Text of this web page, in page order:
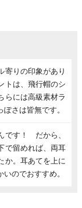
寄りの印象があり
トは、飛行帽のシ
らには高級素材ラ
さは皆無です。
です！ だから、
で留めれば、両耳
か。耳あてを上に
のでおすすめ。